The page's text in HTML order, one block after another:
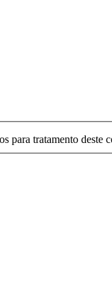
para tratamento